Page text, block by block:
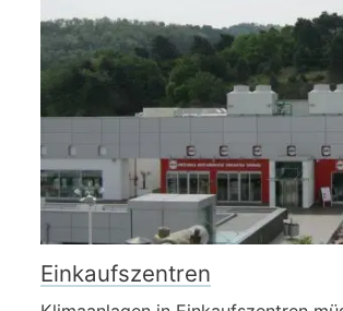
Einkaufszentren